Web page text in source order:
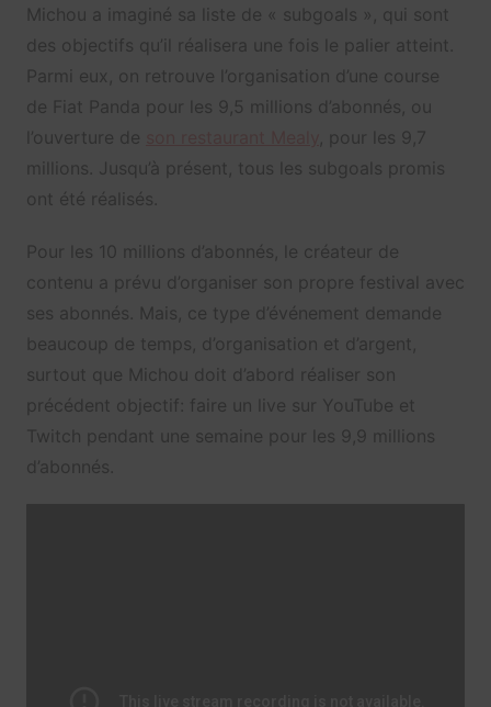
Michou a imaginé sa liste de « subgoals », qui sont
des objectifs qu’il réalisera une fois le palier atteint.
Parmi eux, on retrouve l’organisation d’une course
de Fiat Panda pour les 9,5 millions d’abonnés, ou
l’ouverture de
, pour les 9,7
millions. Jusqu’à présent, tous les subgoals promis
ont été réalisés.
Pour les 10 millions d’abonnés, le créateur de
contenu a prévu d’organiser son propre festival avec
ses abonnés. Mais, ce type d’événement demande
beaucoup de temps, d’organisation et d’argent,
surtout que Michou doit d’abord réaliser son
précédent objectif: faire un live sur YouTube et
Twitch pendant une semaine pour les 9,9 millions
d’abonnés.